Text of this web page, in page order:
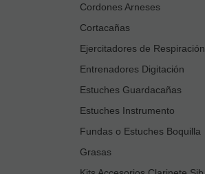
Cordones Arneses
Cortacañas
Ejercitadores de Respiración
Entrenadores Digitación
Estuches Guardacañas
Estuches Instrumento
Fundas o Estuches Boquilla
Grasas